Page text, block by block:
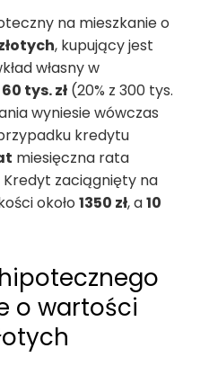
na mieszkanie o
, kupujący jest
własny w
60 tys. zł (20% z 300 tys.
wyniesie wówczas
kredytu
miesięczna rata
Kredyt zaciągnięty na
około 1350 zł, a10
o wartości